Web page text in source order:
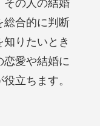
その人の結婚
総合的に判断
りたいとき
恋愛や結婚に
立ちます。